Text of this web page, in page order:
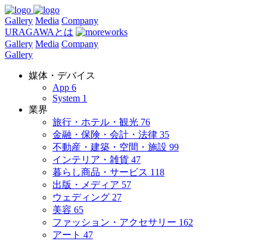
Gallery Media Company
URAGAWAとは
Gallery Media Company
Gallery
媒体・デバイス
App 6
System 1
業界
旅行・ホテル・観光 76
金融・保険・会計・法律 35
不動産・建築・空間・施設 99
インテリア・雑貨 47
暮らし商品・サービス 118
出版・メディア 57
ウェディング 27
美容 65
ファッション・アクセサリー 162
アート 47